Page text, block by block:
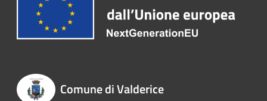
Comune di Valderice